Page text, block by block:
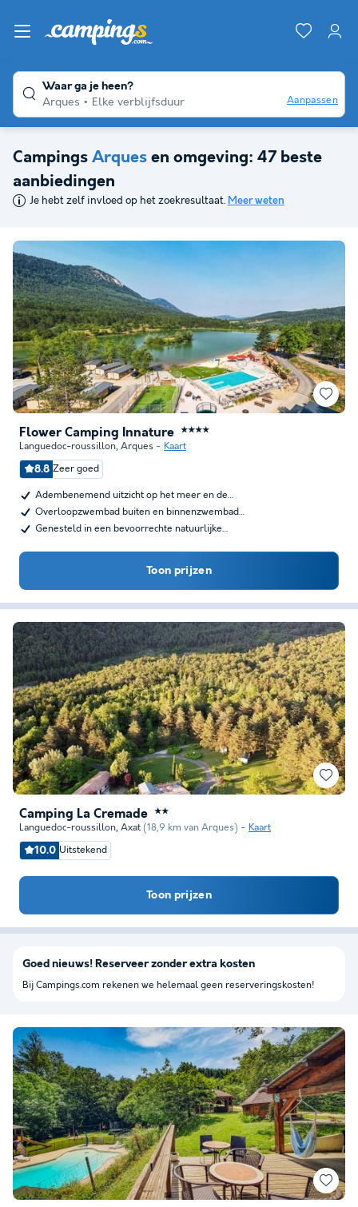
Waar ga je heen?
Arques
Elke verblijfsduur Aanpassen
Campings Arques en omgeving: 47 beste
aanbiedingen
Je hebt zelf invloed op het zoekresultaat. Meer weten
Flower Camping Innature ★★★★
Languedoc-roussillon, Arques Kaart
8.8 Zeer goed
Adembenemend uitzicht op het meer en de…
Overloopzwembad buiten en binnenzwembad…
Genesteld in een bevoorrechte natuurlijke…
Toon prijzen
Camping La Cremade ★★
Languedoc-roussillon, Axat (18,9 km van Arques) Kaart
10.0 Uitstekend
Toon prijzen
Goed nieuws! Reserveer zonder extra kosten
Bij Campings.com rekenen we helemaal geen reserveringskosten!